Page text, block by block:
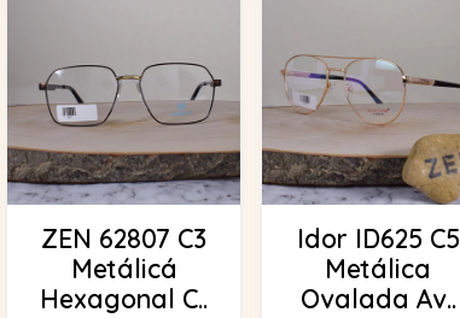
ZEN 62807 C3
Metálicá
Hexagonal C..
Idor ID625 C5
Metálica
Ovalada Av..